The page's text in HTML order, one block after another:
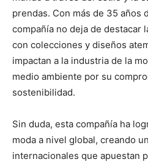
prendas. Con más de 35 años
compañía no deja de destacar
con colecciones y diseños
impactan a la industria de la
medio ambiente por su
sostenibilidad.
Sin duda, esta compañía ha
moda a nivel global, creando
internacionales que apuestan